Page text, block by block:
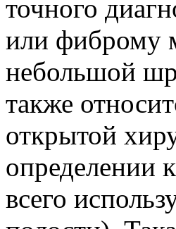
точного
или фиброму
небольшой
также
открытой
определении
всего